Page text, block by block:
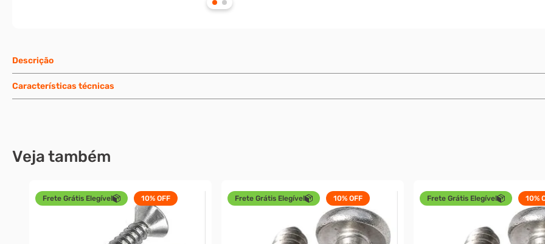
Descrição
Características técnicas
Veja também
Frete Grátis Elegível 10%OFF Frete Grátis Elegível 10%OFF Frete Grátis Elegível 10%